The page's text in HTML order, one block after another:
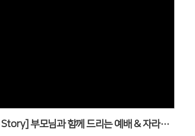
[유년부 Story] 부모님과 함께 드리는 예배 & 자라는 잔치_260621